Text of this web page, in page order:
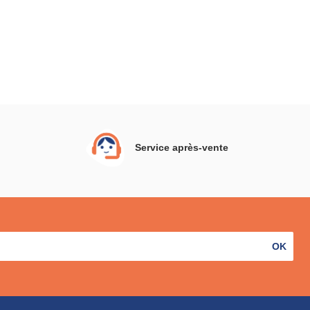
Service après-vente
OK